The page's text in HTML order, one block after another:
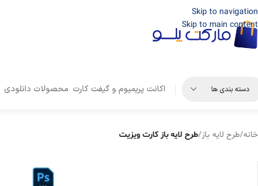
Skip to navigation
Skip to main content
دسته بندی ها اکانت پریمیوم و گیفت کارت محصولات دانلودی
خانه/طرح لایه باز/طرح لایه باز کارت ویزیت